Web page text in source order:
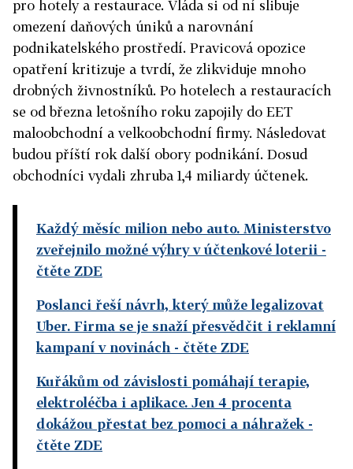
pro hotely a restaurace. Vláda si od ní slibuje
omezení daňových úniků a narovnání
podnikatelského prostředí. Pravicová opozice
opatření kritizuje a tvrdí, že zlikviduje mnoho
drobných živnostníků. Po hotelech a restauracích
se od března letošního roku zapojily do EET
maloobchodní a velkoobchodní firmy. Následovat
budou příští rok další obory podnikání. Dosud
obchodníci vydali zhruba 1,4 miliardy účtenek.
Každý měsíc milion nebo auto. Ministerstvo
zveřejnilo možné výhry v účtenkové loterii -
čtěte ZDE
Poslanci řeší návrh, který může legalizovat
Uber. Firma se je snaží přesvědčit i reklamní
kampaní v novinách - čtěte ZDE
Kuřákům od závislosti pomáhají terapie,
elektroléčba i aplikace. Jen 4 procenta
dokážou přestat bez pomoci a náhražek -
čtěte ZDE